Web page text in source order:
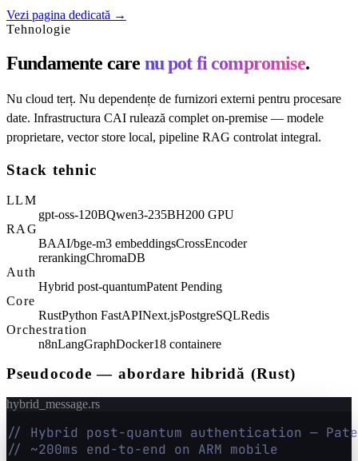
Vezi pagina dedicată →
Tehnologie
Fundamente care nu pot fi compromise.
Nu cloud terț. Nu dependențe de furnizori externi pentru procesare
date. Infrastructura CAI rulează complet on-premise — modele
proprietare, vector store local, pipeline RAG controlat integral.
Stack tehnic
LLM
gpt-oss-120BQwen3-235BH200 GPU
RAG
BAAI/bge-m3 embeddingsCrossEncoder
rerankingChromaDB
Auth
Hybrid post-quantumPatent Pending
Core
RustPython FastAPINext.jsPostgreSQLRedis
Orchestration
n8nLangGraphDocker18 containere
Pseudocode — abordare hibridă (Rust)
hybrid_message.rs
// Hybrid post-quantum authentication —
// ~200ms end-to-end on ARM mobile